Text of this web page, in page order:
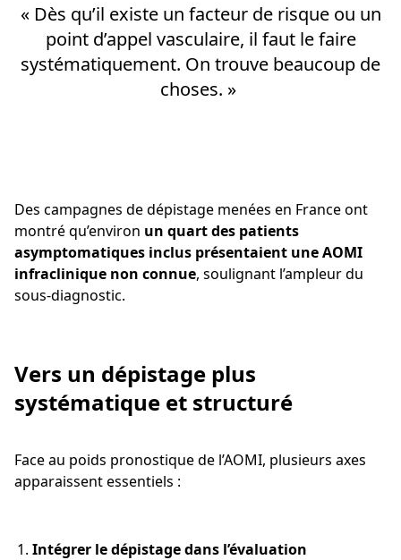
« Dès qu’il existe un facteur de risque ou un
point d’appel vasculaire, il faut le faire
systématiquement. On trouve beaucoup de
choses. »
Des campagnes de dépistage menées en France ont
montré qu’environ un quart des patients
asymptomatiques inclus présentaient une AOMI
infraclinique non connue, soulignant l’ampleur du
sous-diagnostic.
Vers un dépistage plus
systématique et structuré
Face au poids pronostique de l’AOMI, plusieurs axes
apparaissent essentiels :
Intégrer le dépistage dans l’évaluation